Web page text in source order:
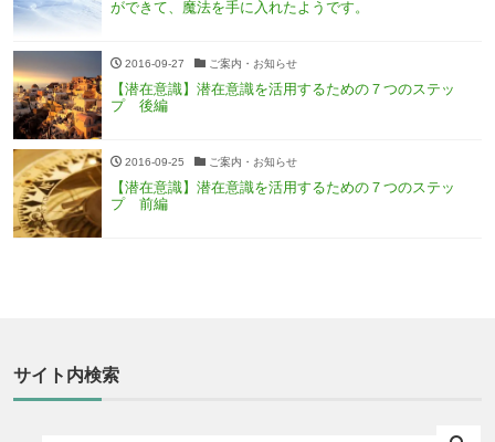
ができて、魔法を手に入れたようです。
2016-09-27 ご案内・お知らせ
【潜在意識】潜在意識を活用するための７つのステッ
プ 後編
2016-09-25 ご案内・お知らせ
【潜在意識】潜在意識を活用するための７つのステッ
プ 前編
サイト内検索